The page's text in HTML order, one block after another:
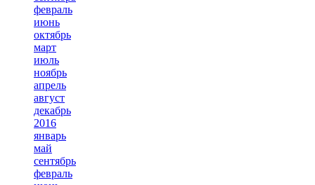
февраль
июнь
октябрь
март
июль
ноябрь
апрель
август
декабрь
2016
январь
май
сентябрь
февраль